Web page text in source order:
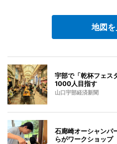
地図
宇部で「乾杯フェス
1000人目指す
山口宇部経済新聞
石廊崎オーシャンパ
らがワークショップ